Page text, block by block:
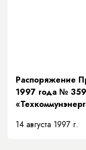
Распоряжение
1997 года №
14 августа 1997 г.